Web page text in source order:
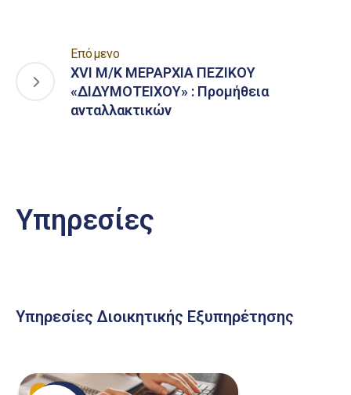
Επόμενο
ΧVI Μ/Κ ΜΕΡΑΡΧΙΑ ΠΕΖΙΚΟΥ
«ΔΙΔΥΜΟΤΕΙΧΟΥ» : Προμήθεια
ανταλλακτικών
Υπηρεσίες
Υπηρεσίες Διοικητικής Εξυπηρέτησης